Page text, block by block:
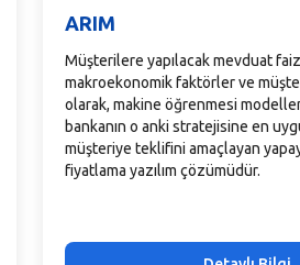
ARIM
Müşterilere yapılacak mevduat
makroekonomik faktörler ve
olarak, makine öğrenmesi
bankanın o anki stratejisine en
müşteriye teklifini amaçlayan
fiyatlama yazılım çözümüdür.